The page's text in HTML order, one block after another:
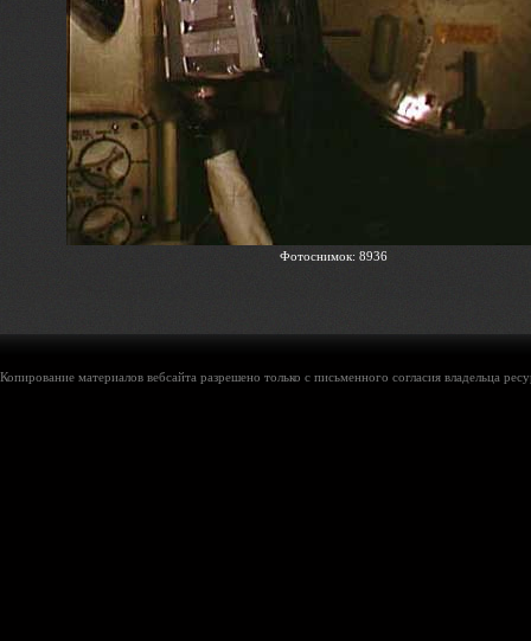
Фотоснимок: 8936
Копирование материалов вебсайта разрешено только с письменного согласия владельца